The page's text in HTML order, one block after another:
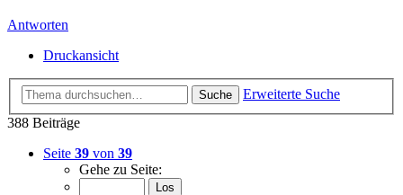
Antworten
Druckansicht
Suche
Erweiterte Suche
388 Beiträge
Seite 39 von 39
Gehe zu Seite: